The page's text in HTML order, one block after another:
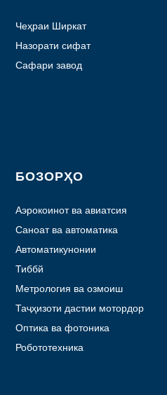
Чеҳраи Ширкат
Назорати сифат
Сафари завод
БОЗОРҲО
Аэрокоинот ва авиатсия
Саноат ва автоматика
Автоматикунонии
лаборатория
Тиббй
Метрология ва озмоиш
Таҷҳизоти дастии мотордор
Оптика ва фотоника
Робототехника